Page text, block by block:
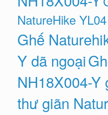
NatureHike
Ghế
Y dã ngoại
NH18X004-Y
thư giãn